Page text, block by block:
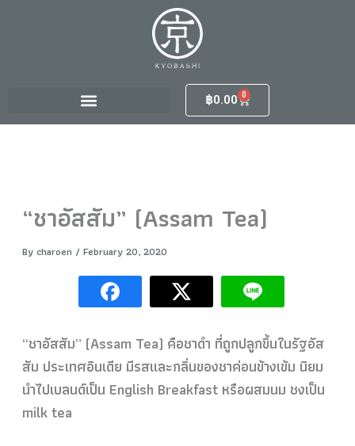
฿0.00 0
Cart
“ชาอัสสัม” (Assam Tea)
Bycharoen / February 20, 2020
“ชาอัสสัม” (Assam Tea) คือชาดำ ที่ถูกปลูกขึ้นในรัฐอัส
สัม ประเทศอินเดีย มีรสและกลิ่นของชาค่อนข้างเข้ม นิยม
นำไปเบลนด์เป็น English Breakfast หรือผสมนม ชงเป็น
milk tea